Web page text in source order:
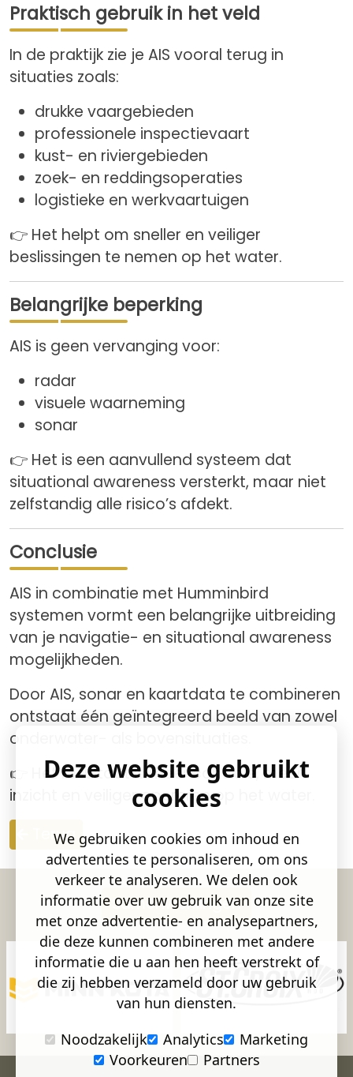
Praktisch gebruik in het veld
In de praktijk zie je AIS vooral terug in
situaties zoals:
drukke vaargebieden
professionele inspectievaart
kust- en riviergebieden
zoek- en reddingsoperaties
logistieke en werkvaartuigen
👉 Het helpt om sneller en veiliger
beslissingen te nemen op het water.
Belangrijke beperking
AIS is geen vervanging voor:
radar
visuele waarneming
sonar
👉 Het is een aanvullend systeem dat
situational awareness versterkt, maar niet
zelfstandig alle risico’s afdekt.
Conclusie
AIS in combinatie met Humminbird
systemen vormt een belangrijke uitbreiding
van je navigatie- en situational awareness
mogelijkheden.
Door AIS, sonar en kaartdata te combineren
ontstaat één geïntegreerd beeld van zowel
onderwater- als bovensituaties.
👉 Het resultaat is meer controle, meer
inzicht en veiliger opereren op het water.
Terug
Samenwerkingen
Deze website gebruikt
cookies
We gebruiken cookies om inhoud en
advertenties te personaliseren, om ons
verkeer te analyseren. We delen ook
informatie over uw gebruik van onze site
met onze advertentie- en analysepartners,
die deze kunnen combineren met andere
informatie die u aan hen heeft verstrekt of
die zij hebben verzameld door uw gebruik
van hun diensten.
Noodzakelijk
Analytics
Marketing
Voorkeuren
Partners